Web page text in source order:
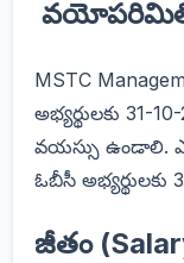
వయోపరిమితి
MSTC
అభ్యర్థులకు 31-
వయస్సు ఉండాలి.
ఓబీసీ
జీతం